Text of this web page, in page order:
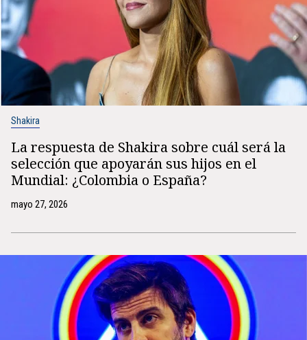
Shakira
La respuesta de Shakira sobre cuál será la
selección que apoyarán sus hijos en el
Mundial: ¿Colombia o España?
mayo 27, 2026